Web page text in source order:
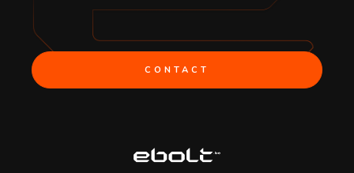
CONTACT